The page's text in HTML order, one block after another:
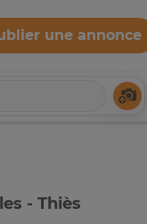
une annonce
- Thiès